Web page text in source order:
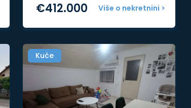
Više o nekretnini >
€412.000
Kuće